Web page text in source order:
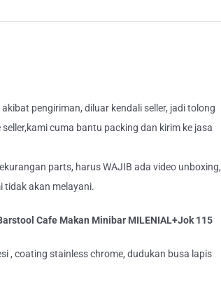
115
pengiriman, diluar kendali seller, jadi tolong
cuma bantu packing dan kirim ke jasa
parts, harus WAJIB ada video unboxing,
tidak akan melayani.
Cafe Makan Minibar MILENIAL+Jok 115
, coating stainless chrome, dudukan busa lapis